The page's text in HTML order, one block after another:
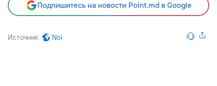
Подпишитесь на новости Point.md в Google
Источник Noi